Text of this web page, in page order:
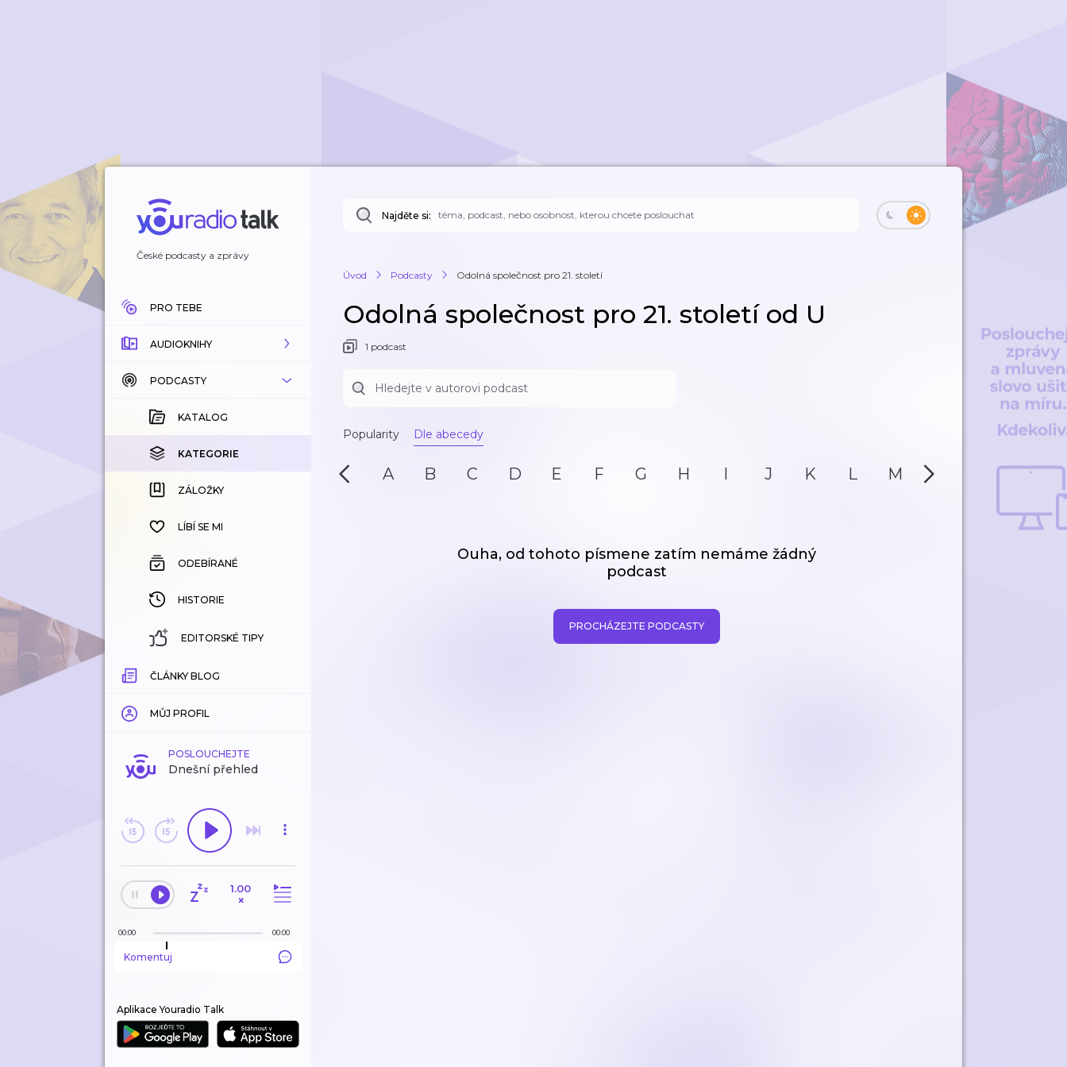
České podcasty a zprávy
PRO TEBE
AUDIOKNIHY
KATALOG
KOUPENÉ
KATEGORIE
ZÁLOŽKY
HISTORIE
PODCASTY
KATALOG
KATEGORIE
ZÁLOŽKY
LÍBÍ SE MI
ODEBÍRANÉ
HISTORIE
EDITORSKÉ TIPY
ČLÁNKY BLOG
MŮJ PROFIL
POSLOUCHEJTE
Dnešní přehled
1.00
×
00:00 00:00
Komentuj
Aplikace Youradio Talk
Najděte si:
Úvod Podcasty Odolná společnost pro 21. století
Odolná společnost pro 21. století od U
1 podcast
Popularity Dle abecedy
A B C D E F G H I J K L M N P
Ouha, od tohoto písmene zatím nemáme žádný
podcast
PROCHÁZEJTE PODCASTY